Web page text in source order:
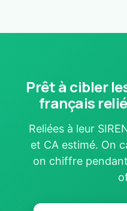
Prêt à cibler
français
Reliées à leur
et CA estimé. On
on chiffre